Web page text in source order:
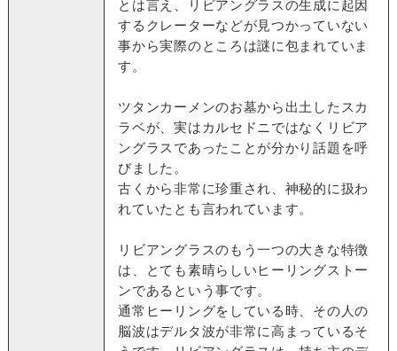
とは言え、リビアングラスの生成に起因
するクレーターなどが見つかっていない
事から実際のところは謎に包まれていま
す。
ツタンカーメンのお墓から出土したスカ
ラベが、実はカルセドニではなくリビア
ングラスであったことが分かり話題を呼
びました。
古くから非常に珍重され、神秘的に扱わ
れていたとも言われています。
リビアングラスのもう一つの大きな特徴
は、とても素晴らしいヒーリングストー
ンであるという事です。
通常ヒーリングをしている時、その人の
脳波はデルタ波が非常に高まっているそ